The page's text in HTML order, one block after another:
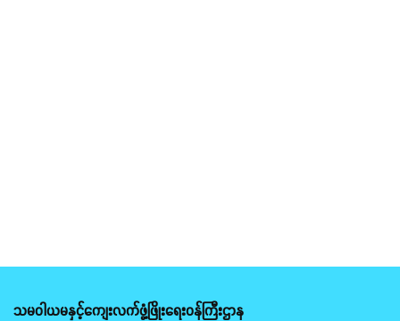
သမဝါယမနှင့်ကျေးလက်ဖွံ့ဖြိုးရေးဝန်ကြီးဌာန